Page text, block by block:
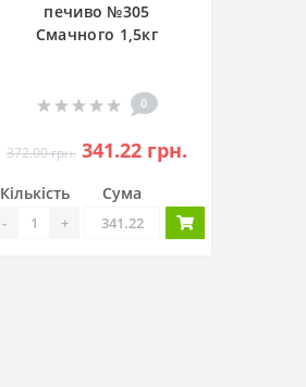
печиво №305
Смачного 1,5кг
0
372.00 грн. 341.22 грн.
Кількість
- +
Сума